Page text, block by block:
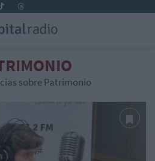
sobre Patrimonio